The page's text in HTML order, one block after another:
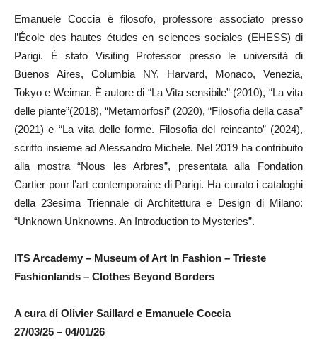
Emanuele Coccia è filosofo, professore associato presso
l’École des hautes études en sciences sociales (EHESS) di
Parigi. È stato Visiting Professor presso le università di
Buenos Aires, Columbia NY, Harvard, Monaco, Venezia,
Tokyo e Weimar. È autore di “La Vita sensibile” (2010), “La vita
delle piante”(2018), “Metamorfosi” (2020), “Filosofia della casa”
(2021) e “La vita delle forme. Filosofia del reincanto” (2024),
scritto insieme ad Alessandro Michele. Nel 2019 ha contribuito
alla mostra “Nous les Arbres”, presentata alla Fondation
Cartier pour l’art contemporaine di Parigi. Ha curato i cataloghi
della 23esima Triennale di Architettura e Design di Milano:
“Unknown Unknowns. An Introduction to Mysteries”.
ITS Arcademy – Museum of Art In Fashion – Trieste
Fashionlands – Clothes Beyond Borders
A cura di Olivier Saillard e Emanuele Coccia
27/03/25 – 04/01/26